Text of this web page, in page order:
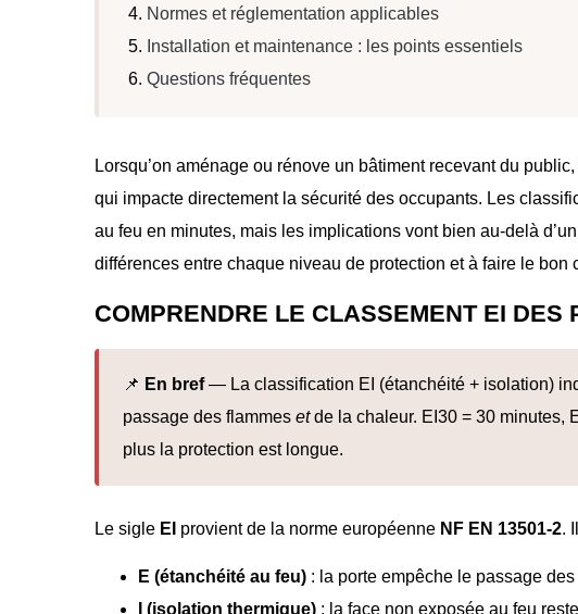
Normes et réglementation applicables
Installation et maintenance : les points essentiels
Questions fréquentes
Lorsqu’on aménage ou rénove un bâtiment recevant du
qui impacte directement la sécurité des occupants. Les
au feu en minutes, mais les implications vont bien au-delà
différences entre chaque niveau de protection et à faire le bon
COMPRENDRE LE CLASSEMENT EI DES
📌 En bref— La classification EI (étanchéité + isolation)
passage des flammes etde la chaleur. EI30 = 30 minutes,
plus la protection est longue.
Le sigle EI provient de la norme européenne NF EN 13501-2.
E (étanchéité au feu) : la porte empêche le passage
I (isolation thermique) : la face non exposée au feu